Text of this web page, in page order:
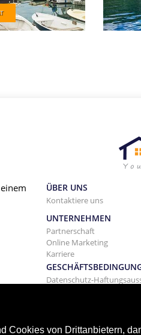
ÜBER UNS
Kontaktiere uns
UNTERNEHMEN
Partnerschaft
Online Marketing
Karriere
Datenschutz-
Cookies von Drittanbietern,